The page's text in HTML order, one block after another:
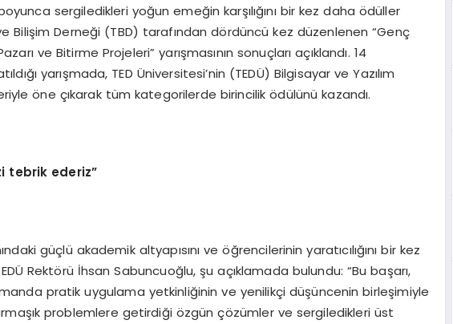
sergiledikleri yoğun emeğin karşılığını bir kez daha ödüller
Bilişim Derneği (TBD) tarafından dördüncü kez düzenlenen “Genç
ve Bitirme Projeleri” yarışmasının sonuçları açıklandı. 14
yarışmada, TED Üniversitesi’nin (TEDÜ) Bilgisayar ve Yazılım
öne çıkarak tüm kategorilerde birincilik ödülünü kazandı.
tebrik ederiz”
güçlü akademik altyapısını ve öğrencilerinin yaratıcılığını bir kez
Rektörü İhsan Sabuncuoğlu, şu açıklamada bulundu: “Bu başarı,
pratik uygulama yetkinliğinin ve yenilikçi düşüncenin birleşimiyle
problemlere getirdiği özgün çözümler ve sergiledikleri üst